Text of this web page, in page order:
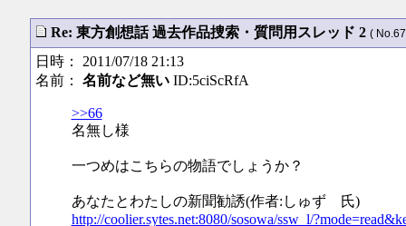
Re: 東方創想話 過去作品捜索・質問用スレッド 2 (
日時： 2011/07/18 21:13
名前： 名前など無いID:5ciScRfA
>>66
名無し様
一つめはこちらの物語でしょうか？
あなたとわたしの新聞勧誘(作者:しゅず 氏)
http://coolier.sytes.net:8080/sosowa/ssw_l/